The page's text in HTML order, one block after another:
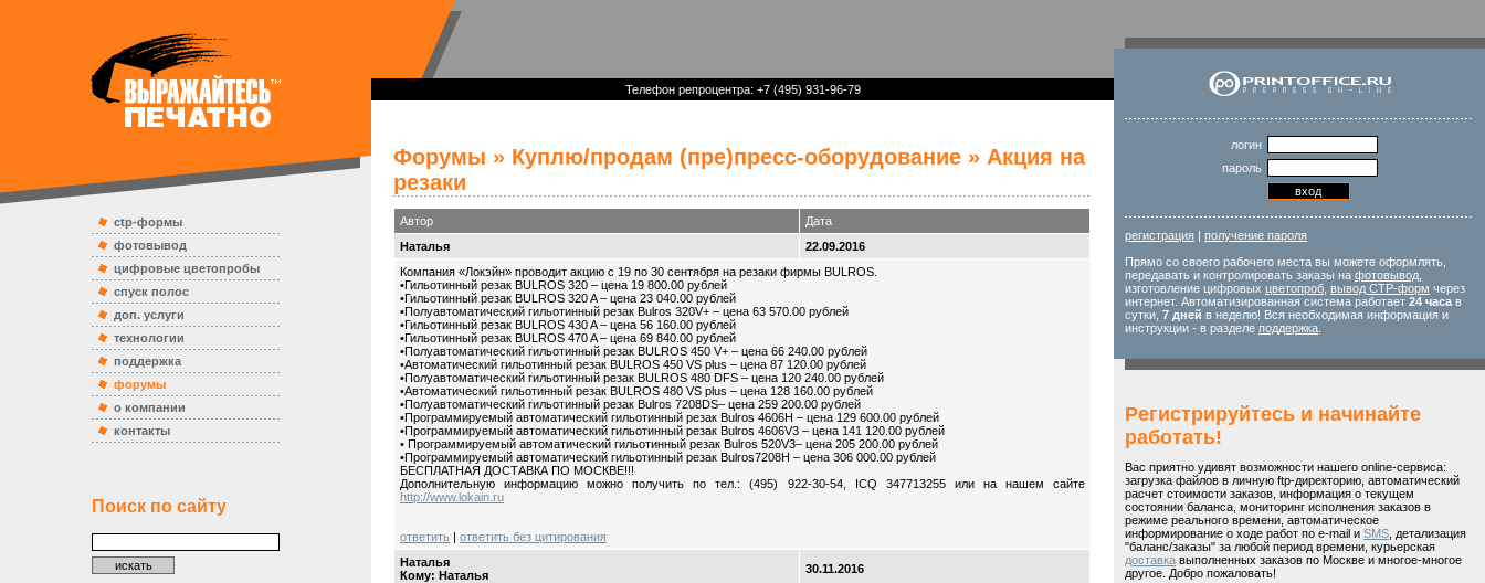
ctp-формы
фотовывод
цифровые цветопробы
спуск полос
доп. услуги
технологии
поддержка
форумы
о компании
контакты
Поиск по сайту
Телефон репроцентра: +7 (495) 931-96-79
Форумы » Куплю/продам (пре)пресс-оборудование » Акция на
резаки
Автор
Дата
Наталья
22.09.2016
Компания «Локэйн» проводит акцию c 19 по 30 сентября на резаки фирмы BULROS.
•Гильотинный резак BULROS 320 – цена 19 800.00 рублей
•Гильотинный резак BULROS 320 A – цена 23 040.00 рублей
•Полуавтоматический гильотинный резак Bulros 320V+ – цена 63 570.00 рублей
•Гильотинный резак BULROS 430 A – цена 56 160.00 рублей
•Гильотинный резак BULROS 470 A – цена 69 840.00 рублей
•Полуавтоматический гильотинный резак BULROS 450 V+ – цена 66 240.00 рублей
•Автоматический гильотинный резак BULROS 450 VS plus – цена 87 120.00 рублей
•Полуавтоматический гильотинный резак BULROS 480 DFS – цена 120 240.00 рублей
•Автоматический гильотинный резак BULROS 480 VS plus – цена 128 160.00 рублей
•Полуавтоматический гильотинный резак Bulros 7208DS– цена 259 200.00 рублей
•Программируемый автоматический гильотинный резак Bulros 4606H – цена 129 600.00 рублей
•Программируемый автоматический гильотинный резак Bulros 4606V3 – цена 141 120.00 рублей
• Программируемый автоматический гильотинный резак Bulros 520V3– цена 205 200.00 рублей
•Программируемый автоматический гильотинный резак Bulros7208H – цена 306 000.00 рублей
БЕСПЛАТНАЯ ДОСТАВКА ПО МОСКВЕ!!!
Дополнительную информацию можно получить по тел.: (495) 922-30-54, ICQ 347713255 или на нашем сайте
http://www.lokain.ru
ответить | ответить без цитирования
Наталья
Кому: Наталья
30.11.2016
логин
пароль
регистрация | получение пароля
Прямо со своего рабочего места вы можете оформлять,
передавать и контролировать заказы на фотовывод
изготовление цифровых цветопроб вывод CTP-форм через
интернет. Автоматизированная система работает 24 часа в
сутки, 7 дней в неделю! Вся необходимая информация и
инструкции - в разделе поддержка
Регистрируйтесь и начинайте
работать!
Вас приятно удивят возможности нашего online-сервиса:
загрузка файлов в личную ftp-директорию, автоматический
расчет стоимости заказов, информация о текущем
состоянии баланса, мониторинг исполнения заказов в
режиме реального времени, автоматическое
информирование о ходе работ по e-mail и SMS , детализация
"баланс/заказы" за любой период времени, курьерская
доставка выполненных заказов по Москве и многое-многое
другое. Добро пожаловать!